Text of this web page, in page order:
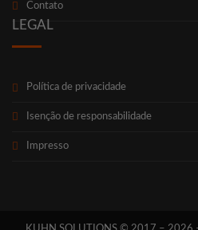
Con­ta­to
LEGAL
Polí­ti­ca de privacidade
Isen­ção de responsabilidade
Impres­so